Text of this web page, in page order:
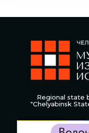
Regional state
"Chelyabinsk